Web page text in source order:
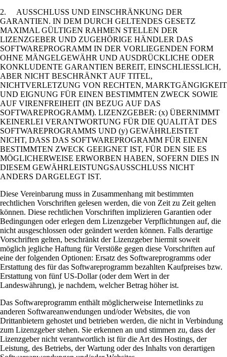
2. AUSSCHLUSS UND EINSCHRÄNKUNG DER
GARANTIEN. IN DEM DURCH GELTENDES GESETZ
MAXIMAL GÜLTIGEN RAHMEN STELLEN DER
LIZENZGEBER UND ZUGEHÖRIGE HÄNDLER DAS
SOFTWAREPROGRAMM IN DER VORLIEGENDEN FORM
OHNE MÄNGELGEWÄHR UND AUSDRÜCKLICHE ODER
KONKLUDENTE GARANTIEN BEREIT, EINSCHLIESSLICH,
ABER NICHT BESCHRÄNKT AUF TITEL,
NICHTVERLETZUNG VON RECHTEN, MARKTGÄNGIGKEIT
UND EIGNUNG FÜR EINEN BESTIMMTEN ZWECK SOWIE
AUF VIRENFREIHEIT (IN BEZUG AUF DAS
SOFTWAREPROGRAMM). LIZENZGEBER: (x) ÜBERNIMMT
KEINERLEI VERANTWORTUNG FÜR DIE QUALITÄT DES
SOFTWAREPROGRAMMS UND (y) GEWÄHRLEISTET
NICHT, DASS DAS SOFTWAREPROGRAMM FÜR EINEN
BESTIMMTEN ZWECK GEEIGNET IST, FÜR DEN SIE ES
MÖGLICHERWEISE ERWORBEN HABEN, SOFERN DIES IN
DIESEM GEWÄHRLEISTUNGSAUSSCHLUSS NICHT
ANDERS DARGELEGT IST.
Diese Vereinbarung muss in Zusammenhang mit bestimmten
rechtlichen Vorschriften gelesen werden, die von Zeit zu Zeit gelten
können. Diese rechtlichen Vorschriften implizieren Garantien oder
Bedingungen oder erlegen dem Lizenzgeber Verpflichtungen auf, die
nicht ausgeschlossen oder geändert werden können. Falls derartige
Vorschriften gelten, beschränkt der Lizenzgeber hiermit soweit
möglich jegliche Haftung für Verstöße gegen diese Vorschriften auf
eine der folgenden Optionen: Ersatz des Softwareprogramms oder
Erstattung des für das Softwareprogramm bezahlten Kaufpreises bzw.
Erstattung von fünf US-Dollar (oder dem Wert in der
Landeswährung), je nachdem, welcher Betrag höher ist.
Das Softwareprogramm enthält möglicherweise Internetlinks zu
anderen Softwareanwendungen und/oder Websites, die von
Drittanbietern gehostet und betrieben werden, die nicht in Verbindung
zum Lizenzgeber stehen. Sie erkennen an und stimmen zu, dass der
Lizenzgeber nicht verantwortlich ist für die Art des Hostings, der
Leistung, des Betriebs, der Wartung oder des Inhalts von derartigen